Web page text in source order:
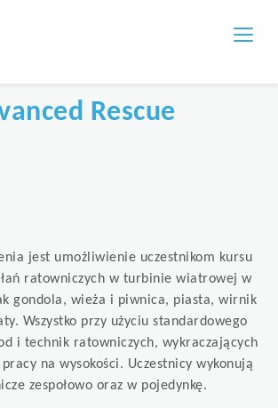
Rescue
jest umożliwienie uczestnikom kursu
ratowniczych w turbinie wiatrowej w
gondola, wieża i piwnica, piasta, wirnik
Wszystko przy użyciu standardowego
i technik ratowniczych, wykraczających
na wysokości. Uczestnicy wykonują
zespołowo oraz w pojedynkę.